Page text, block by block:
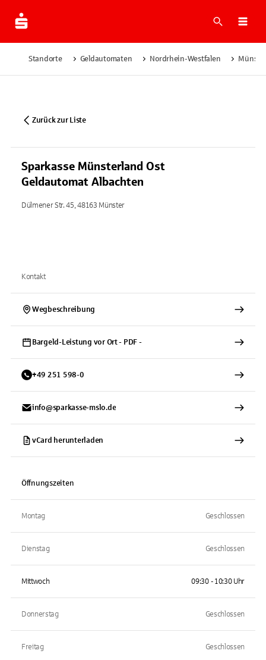
Suche
Standorte Geldautomaten Nordrhein-Westfalen
Zurück zur Liste
Sparkasse Münsterland Ost
Geldautomat Albachten
Dülmener Str. 45, 48163 Münster
Kontakt
Wegbeschreibung
Bargeld-Leistung vor Ort - PDF -
+49 251 598-0
info@sparkasse-mslo.de
vCard herunterladen
Öffnungszeiten
Montag Geschlossen
Dienstag Geschlossen
Mittwoch 09:30 - 10:30 Uhr
Donnerstag Geschlossen
Freitag Geschlossen